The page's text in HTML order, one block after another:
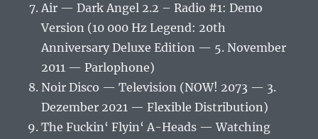
Air — Dark Angel 2.2 – Radio #1: Demo
Version (10 000 Hz Legend: 20th
Anniversary Deluxe Edition — 5. November
2011 — Parlophone)
Noir Disco — Television (NOW! 2073 — 3.
Dezember 2021 — Flexible Distribution)
The Fuckin‘ Flyin‘ A-Heads — Watching